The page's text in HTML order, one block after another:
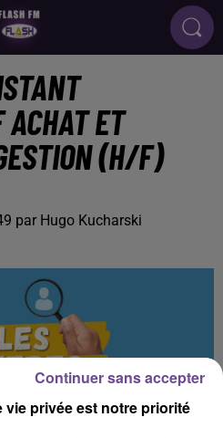
ET
(H/F)
par Hugo Kucharski
vie privée est notre priorité
Continuer sans accepter